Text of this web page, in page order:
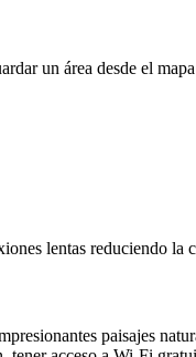
un área desde el
lentas reduciendo la
paisajes